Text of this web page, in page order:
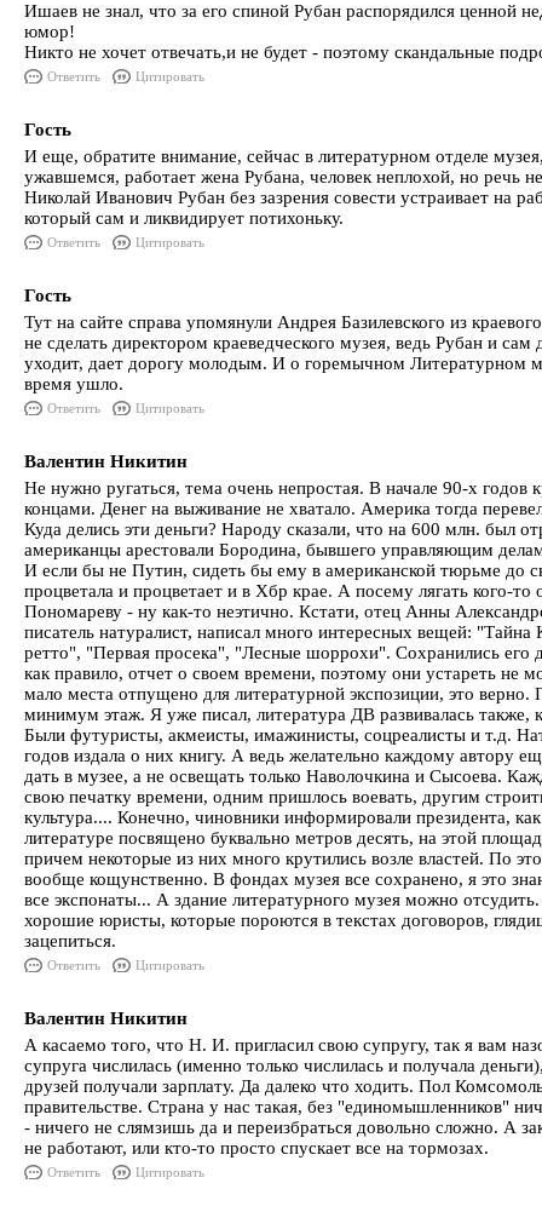
Ишаев не знал, что за его спиной Рубан распорядился ценной
юмор!
Никто не хочет отвечать,и не будет - поэтому скандальные
Ответить Цитировать
Гость
И еще, обратите внимание, сейчас в литературном отделе
ужавшемся, работает жена Рубана, человек неплохой, но речь
Николай Иванович Рубан без зазрения совести устраивает на
который сам и ликвидирует потихоньку.
Ответить Цитировать
Гость
Тут на сайте справа упомянули Андрея Базилевского из
не сделать директором краеведческого музея, ведь Рубан и сам
уходит, дает дорогу молодым. И о горемычном Литературном
время ушло.
Ответить Цитировать
Валентин Никитин
Не нужно ругаться, тема очень непростая. В начале 90-х годов
концами. Денег на выживание не хватало. Америка тогда
Куда делись эти деньги? Народу сказали, что на 600 млн. был
американцы арестовали Бородина, бывшего управляющим
И если бы не Путин, сидеть бы ему в американской тюрьме до
процветала и процветает и в Хбр крае. А посему лягать кого-то
Пономареву - ну как-то неэтично. Кстати, отец Анны
писатель натуралист, написал много интересных вещей:
ретто", "Первая просека", "Лесные шоррохи". Сохранились его
как правило, отчет о своем времени, поэтому они устареть не
мало места отпущено для литературной экспозиции, это верно.
минимум этаж. Я уже писал, литература ДВ развивалась также,
Были футуристы, акмеисты, имажинисты, соцреалисты и т.д.
годов издала о них книгу. А ведь желательно каждому автору
дать в музее, а не освещать только Наволочкина и Сысоева.
свою печатку времени, одним пришлось воевать, другим
культура.... Конечно, чиновники информировали президента,
литературе посвящено буквально метров десять, на этой
причем некоторые из них много крутились возле властей. По
вообще кощунственно. В фондах музея все сохранено, я это
все экспонаты... А здание литературного музея можно
хорошие юристы, которые пороются в текстах договоров,
зацепиться.
Ответить Цитировать
Валентин Никитин
А касаемо того, что Н. И. пригласил свою супругу, так я вам
супруга числилась (именно только числилась и получала
друзей получали зарплату. Да далеко что ходить. Пол
правительстве. Страна у нас такая, без "единомышленников"
- ничего не слямзишь да и переизбраться довольно сложно. А
не работают, или кто-то просто спускает все на тормозах.
Ответить Цитировать